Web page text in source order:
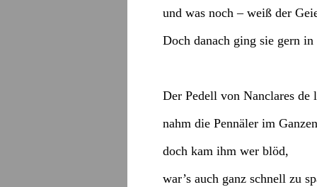
und was noch – weiß der
Doch danach ging sie gern in
Der Pedell von Nanclares de
nahm die Pennäler im
doch kam ihm wer blöd,
war’s auch ganz schnell zu